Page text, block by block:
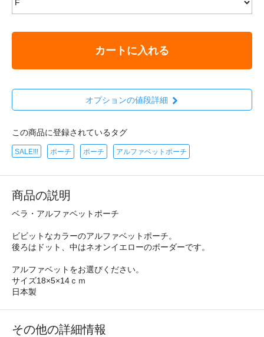
カートに入れる
オプションの値段詳細
この商品に登録されているタグ
SALE!!! ポーチ ポーチ アルファベットポーチ
商品の説明
ベラ・アルファベットポーチ
ビビットなカラーのアルファベットポーチ。
後ろはドット、中はネオンイエローのボーダーです。
アルファベットをお選びください。
サイズ18×5×14ｃｍ
日本製
その他の詳細情報